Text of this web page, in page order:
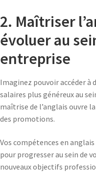
2. Maîtriser
évoluer au
entreprise
Imaginez pouvoir accéder à
salaires plus généreux au
maîtrise de l’anglais ouvre
des promotions.
Vos compétences en
pour progresser au sein de
nouveaux objectifs